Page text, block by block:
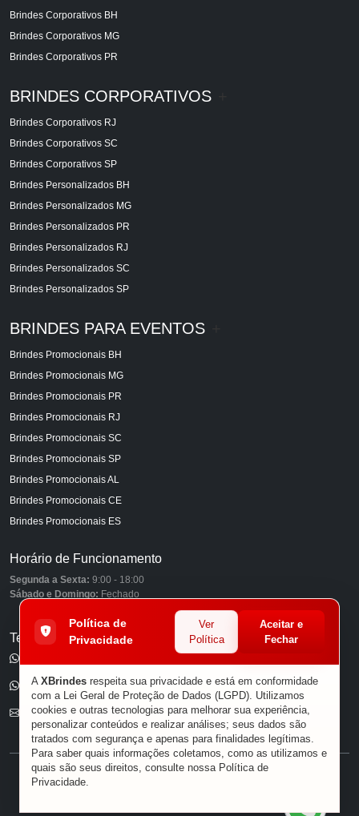
Brindes Corporativos BH
Brindes Corporativos MG
Brindes Corporativos PR
BRINDES CORPORATIVOS
Brindes Corporativos RJ
Brindes Corporativos SC
Brindes Corporativos SP
Brindes Personalizados BH
Brindes Personalizados MG
Brindes Personalizados PR
Brindes Personalizados RJ
Brindes Personalizados SC
Brindes Personalizados SP
BRINDES PARA EVENTOS
Brindes Promocionais BH
Brindes Promocionais MG
Brindes Promocionais PR
Brindes Promocionais RJ
Brindes Promocionais SC
Brindes Promocionais SP
Brindes Promocionais AL
Brindes Promocionais CE
Brindes Promocionais ES
Horário de Funcionamento
Segunda a Sexta: 9:00 - 18:00
Sábado e Domingo: Fechado
Telefones
(11) 96585-7462
E-mail
® XBRINDES
Política de
Privacidade
Ver
Política
Aceitar e
Fechar
A XBrindes respeita sua privacidade e está em conformidade
com a Lei Geral de Proteção de Dados (LGPD). Utilizamos
cookies e outras tecnologias para melhorar sua experiência,
personalizar conteúdos e realizar análises; seus dados são
tratados com segurança e apenas para finalidades legítimas.
Para saber quais informações coletamos, como as utilizamos e
quais são seus direitos, consulte nossa Política de
Privacidade.